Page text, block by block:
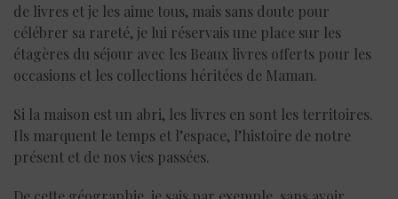
de livres et je les aime tous, mais sans doute pour
célébrer sa rareté, je lui réservais une place sur les
étagères du séjour avec les Beaux livres offerts pour les
occasions et les collections héritées de Maman.
Si la maison est un abri, les livres en sont les territoires.
Ils marquent le temps et l’espace, l’histoire de notre
présent et de nos vies passées.